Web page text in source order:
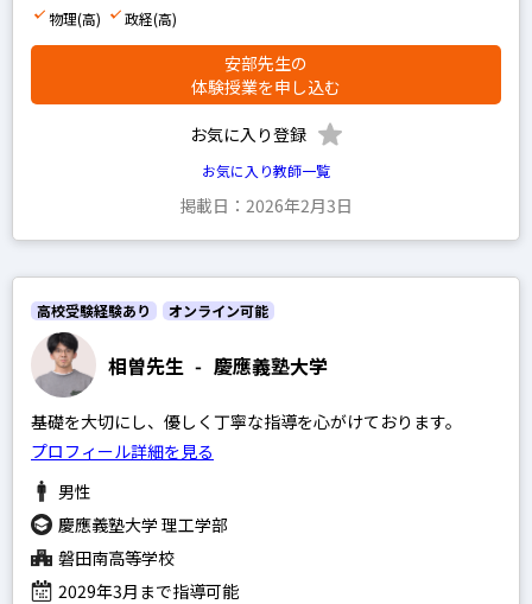
物理(高)
政経(高)
安部先生の
体験授業を申し込む
お気に入り登録
お気に入り教師一覧
掲載日：2026年2月3日
相曽先生 - 慶應義塾大学
高校受験経験あり オンライン可能
基礎を大切にし、優しく丁寧な指導を心がけております。
プロフィール詳細を見る
男性
慶應義塾大学 理工学部
磐田南高等学校
2029年3月まで指導可能